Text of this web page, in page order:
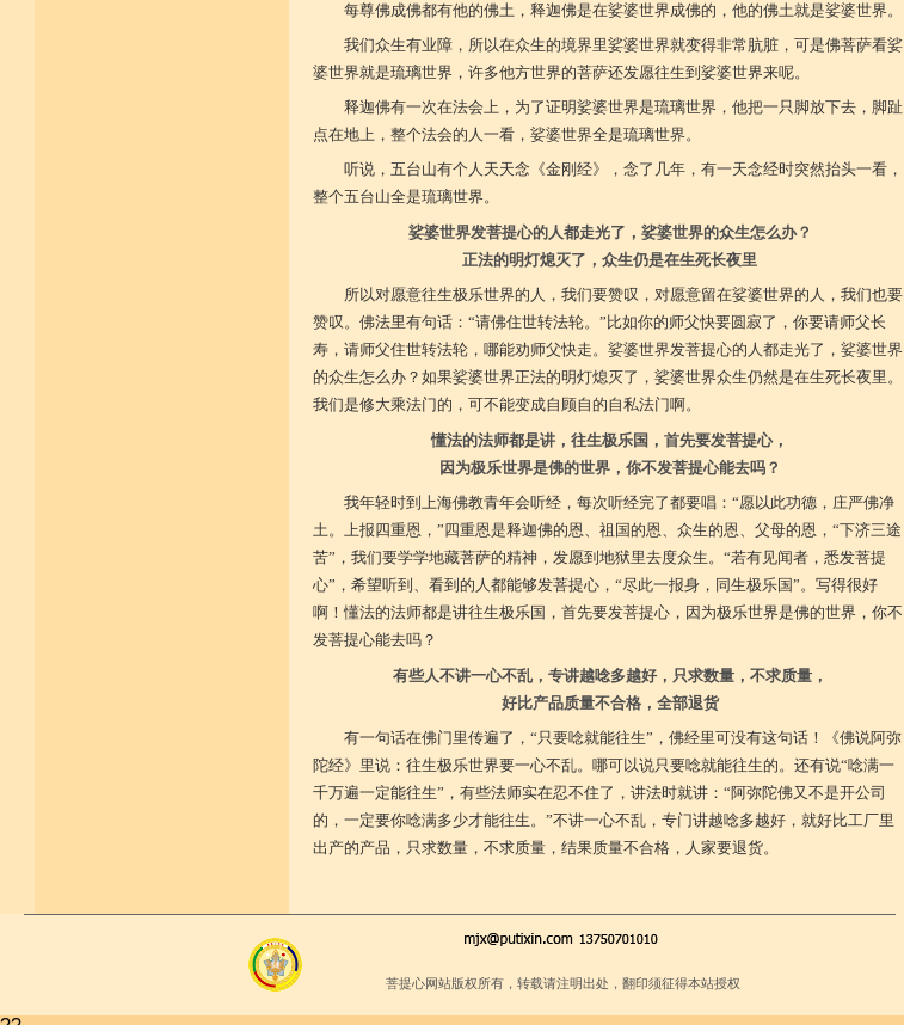
每尊佛成佛都有他的佛土，释迦佛是在娑婆世界成佛的，他的佛土就是娑婆世界。
我们众生有业障，所以在众生的境界里娑婆世界就变得非常肮脏，可是佛菩萨看娑
婆世界就是琉璃世界，许多他方世界的菩萨还发愿往生到娑婆世界来呢。
释迦佛有一次在法会上，为了证明娑婆世界是琉璃世界，他把一只脚放下去，脚趾
点在地上，整个法会的人一看，娑婆世界全是琉璃世界。
听说，五台山有个人天天念《金刚经》，念了几年，有一天念经时突然抬头一看，
整个五台山全是琉璃世界。
娑婆世界发菩提心的人都走光了，娑婆世界的众生怎么办？
正法的明灯熄灭了，众生仍是在生死长夜里
所以对愿意往生极乐世界的人，我们要赞叹，对愿意留在娑婆世界的人，我们也要
赞叹。佛法里有句话：“请佛住世转法轮。”比如你的师父快要圆寂了，你要请师父长
寿，请师父住世转法轮，哪能劝师父快走。娑婆世界发菩提心的人都走光了，娑婆世界
的众生怎么办？如果娑婆世界正法的明灯熄灭了，娑婆世界众生仍然是在生死长夜里。
我们是修大乘法门的，可不能变成自顾自的自私法门啊。
懂法的法师都是讲，往生极乐国，首先要发菩提心，
因为极乐世界是佛的世界，你不发菩提心能去吗？
我年轻时到上海佛教青年会听经，每次听经完了都要唱：“愿以此功德，庄严佛净
土。上报四重恩，”四重恩是释迦佛的恩、祖国的恩、众生的恩、父母的恩，“下济三途
苦”，我们要学学地藏菩萨的精神，发愿到地狱里去度众生。“若有见闻者，悉发菩提
心”，希望听到、看到的人都能够发菩提心，“尽此一报身，同生极乐国”。写得很好
啊！懂法的法师都是讲往生极乐国，首先要发菩提心，因为极乐世界是佛的世界，你不
发菩提心能去吗？
有些人不讲一心不乱，专讲越唸多越好，只求数量，不求质量，
好比产品质量不合格，全部退货
有一句话在佛门里传遍了，“只要唸就能往生”，佛经里可没有这句话！《佛说阿弥
陀经》里说：往生极乐世界要一心不乱。哪可以说只要唸就能往生的。还有说“唸满一
千万遍一定能往生”，有些法师实在忍不住了，讲法时就讲：“阿弥陀佛又不是开公司
的，一定要你唸满多少才能往生。”不讲一心不乱，专门讲越唸多越好，就好比工厂里
出产的产品，只求数量，不求质量，结果质量不合格，人家要退货。
菩提心网站版权所有，转载请注明出处，翻印须征得本站授权